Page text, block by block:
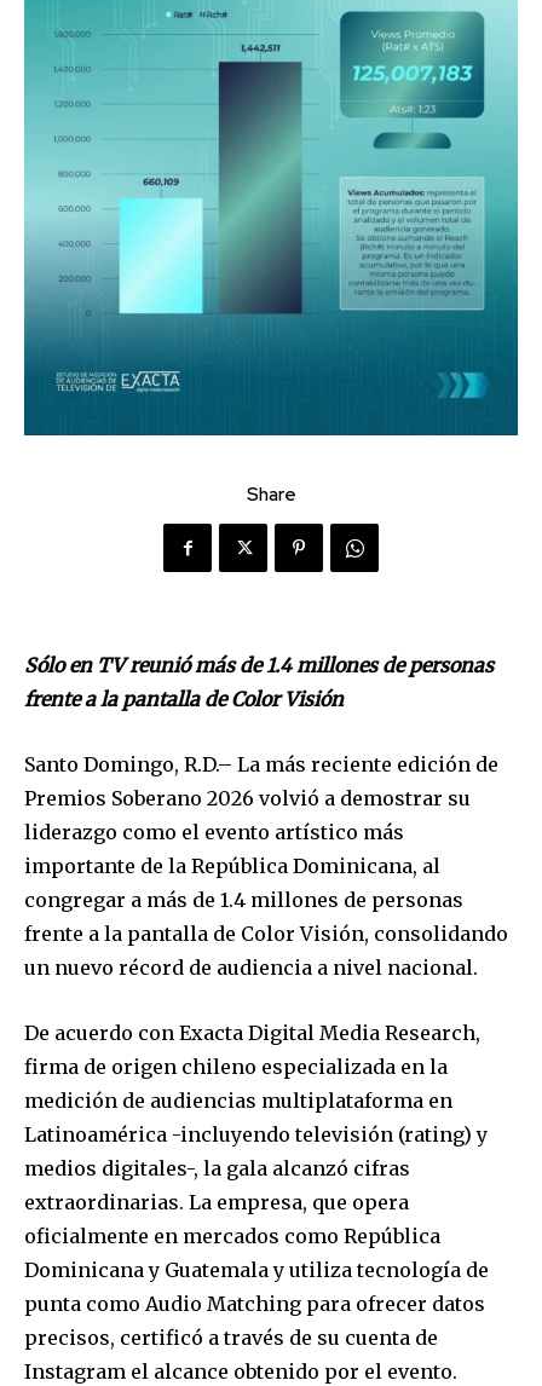
Share
Sólo en TV reunió más de 1.4 millones de personas
frente a la pantalla de Color Visión
Santo Domingo, R.D.– La más reciente edición de
Premios Soberano 2026 volvió a demostrar su
liderazgo como el evento artístico más
importante de la República Dominicana, al
congregar a más de 1.4 millones de personas
frente a la pantalla de Color Visión, consolidando
un nuevo récord de audiencia a nivel nacional.
De acuerdo con Exacta Digital Media Research,
firma de origen chileno especializada en la
medición de audiencias multiplataforma en
Latinoamérica -incluyendo televisión (rating) y
medios digitales-, la gala alcanzó cifras
extraordinarias. La empresa, que opera
oficialmente en mercados como República
Dominicana y Guatemala y utiliza tecnología de
punta como Audio Matching para ofrecer datos
precisos, certificó a través de su cuenta de
Instagram el alcance obtenido por el evento.